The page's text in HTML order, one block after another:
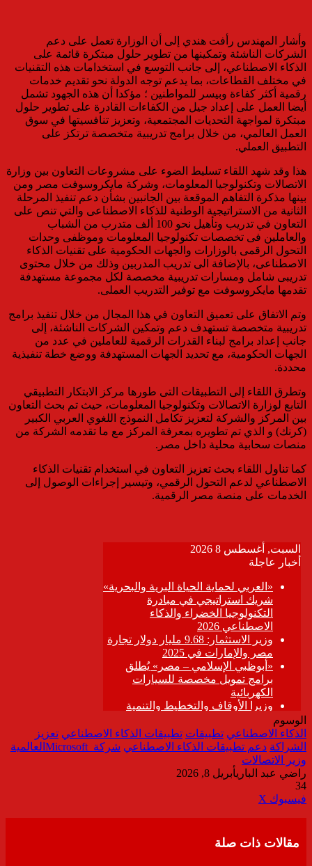
وأشار المهندس رأفت هندي إلى أن الوزارة تعمل على دعم
الشركات الناشئة وتمكينها من تطوير حلول مبتكرة قائمة على
الذكاء الاصطناعي، إلى جانب التوسع في استخدامات هذه التقنيات
في مختلف القطاعات، بما يدعم توجه الدولة نحو تقديم خدمات
رقمية أكثر كفاءة وبيسر للمواطنين ؛ مؤكدا أن هذه الجهود تشمل
أيضا العمل على إعداد جيل من الكفاءات القادرة على تطوير حلول
مبتكرة لمواجهة التحديات المجتمعية، وتعزيز تنافسيتها في سوق
العمل العالمي، من خلال برامج تدريبية متخصصة ترتكز على
التطبيق العملي.
هذا وقد شهد اللقاء تسليط الضوء على مشروعات التعاون بين وزارة
الاتصالات وتكنولوجيا المعلومات، وشركة مايكروسوفت مصر ومن
بينها مذكرة التفاهم الموقعة بين الجانبين بشأن دعم تنفيذ المرحلة
الثانية من الاستراتيجية الوطنية للذكاء الاصطناعى والتي تنص على
التعاون في تدريب وتأهيل نحو 100 ألف متدرب من الشباب
والعاملين فى تخصصات تكنولوجيا المعلومات وموظفى وحدات
التحول الرقمى بالوزارات والجهات الحكومية على تقنيات الذكاء
الاصطناعى، بالإضافة الى تدريب المدربين وذلك من خلال محتوى
تدريبى شامل ومسارات تدريبية مخصصة لكل مجموعة مستهدفة
تقدمها مايكروسوفت مع توفير التدريب العملى.
وتم الاتفاق على تعميق التعاون في هذا المجال من خلال تنفيذ برامج
تدريبية متخصصة تستهدف دعم وتمكين الشركات الناشئة، إلى
جانب إعداد برامج لبناء القدرات الرقمية للعاملين في عدد من
الجهات الحكومية، مع تحديد الجهات المستهدفة ووضع خطة تنفيذية
محددة.
وتطرق اللقاء إلى التطبيقات التى طورها مركز الابتكار التطبيقي
التابع لوزارة الاتصالات وتكنولوجيا المعلومات، حيث تم بحث التعاون
بين المركز والشركة لتعزيز تكامل النموذج اللغوي العربي الكبير
(كرنك) و الذي تم تطويره بمعرفة المركز مع ما تقدمه الشركة من
منصات سحابية محلية داخل مصر.
كما تناول اللقاء بحث تعزيز التعاون في استخدام تقنيات الذكاء
الاصطناعي لدعم التحول الرقمي، وتيسير إجراءات الوصول إلى
الخدمات على منصة مصر الرقمية.
الوسوم
الذكاء الاصطناعي تطبيقات تطبيقات الذكاء الاصطناعي تعزيز
الشراكة دعم تطبيقات الذكاء الاصطناعي شركة Microsoftالعالمية
وزير الاتصالات
راضي عبد الباريأبريل 8, 2026
34
فيسبوك ‫X
مقالات ذات صلة